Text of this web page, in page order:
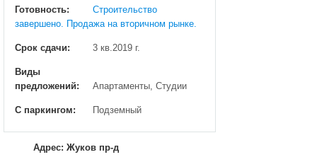
Готовность:
Строительство
завершено. Продажа на вторичном рынке.
Срок сдачи: 3 кв.2019 г.
Виды
предложений:
Апартаменты, Студии
С паркингом: Подземный
Адрес: Жуков пр-д